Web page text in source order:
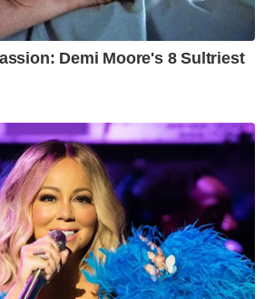
Demi Moore's 8 Sultriest